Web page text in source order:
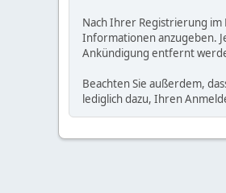
Nach Ihrer Registrierung
Informationen anzugeben.
Ankündigung entfernt
Beachten Sie außerdem,
lediglich dazu, Ihren